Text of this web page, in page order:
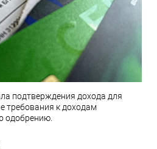
подтверждения дохода для
требования к доходам
одобрению.